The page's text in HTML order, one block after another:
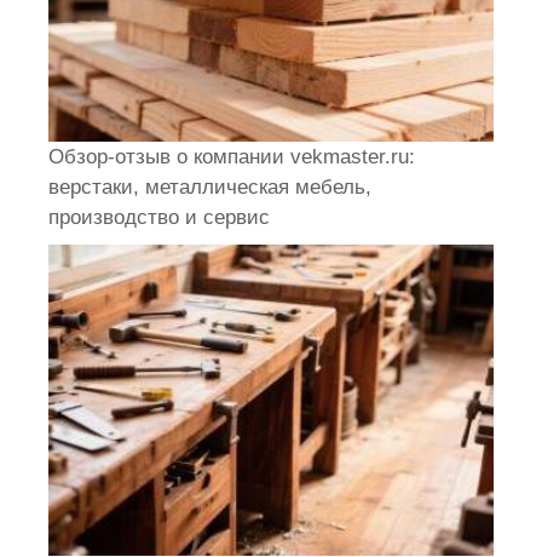
Обзор-отзыв о компании vekmaster.ru:
верстаки, металлическая мебель,
производство и сервис